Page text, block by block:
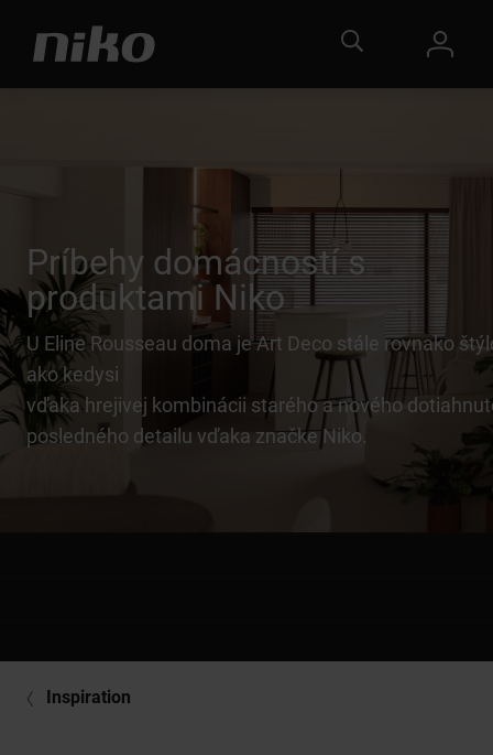
Príbehy domácností s
produktami Niko
U Eline Rousseau doma je Art Deco stále rovnako
ako kedysi
vďaka hrejivej kombinácii starého a nového
posledného detailu vďaka značke Niko.
Inspiration